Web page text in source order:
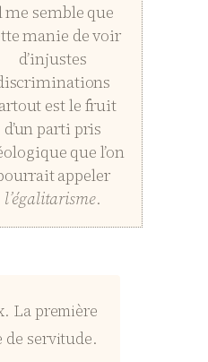
me semble que
manie de voir
d’injustes
est le fruit
d’un parti pris
que l’on
appeler
l’égalitarisme.
La première
de servitude.